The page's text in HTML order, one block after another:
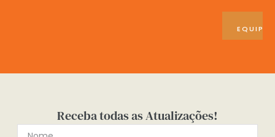
Receba todas as Atualizações!